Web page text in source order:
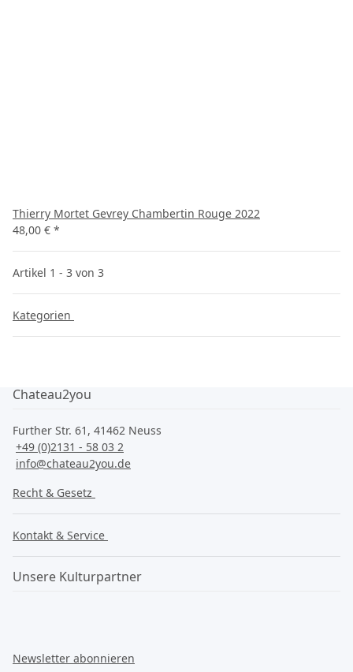
Thierry Mortet Gevrey Chambertin Rouge 2022
48,00 € *
Artikel 1 - 3 von 3
Kategorien
Chateau2you
Further Str. 61, 41462 Neuss
+49 (0)2131 - 58 03 2
info@chateau2you.de
Recht & Gesetz
Kontakt & Service
Unsere Kulturpartner
Newsletter abonnieren